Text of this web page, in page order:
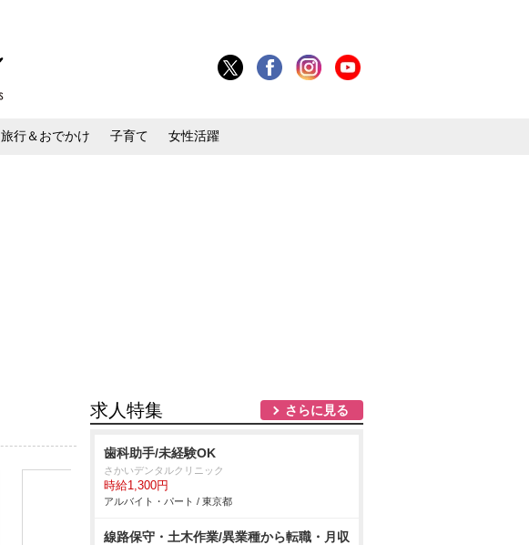
旅行＆おでかけ 子育て 女性活躍
求人特集 さらに見る
歯科助手/未経験OK
さかいデンタルクリニック
時給1,300円
アルバイト・パート / 東京都
線路保守・土木作業/異業種から転職・月収